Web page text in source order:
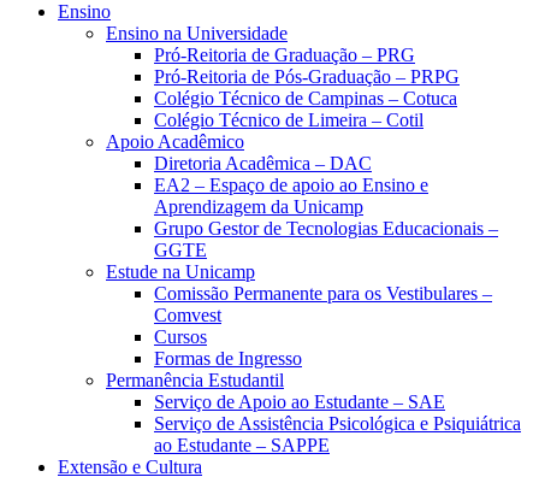
Ensino
Ensino na Universidade
Pró-Reitoria de Graduação – PRG
Pró-Reitoria de Pós-Graduação – PRPG
Colégio Técnico de Campinas – Cotuca
Colégio Técnico de Limeira – Cotil
Apoio Acadêmico
Diretoria Acadêmica – DAC
EA2 – Espaço de apoio ao Ensino e
Aprendizagem da Unicamp
Grupo Gestor de Tecnologias Educacionais –
GGTE
Estude na Unicamp
Comissão Permanente para os Vestibulares –
Comvest
Cursos
Formas de Ingresso
Permanência Estudantil
Serviço de Apoio ao Estudante – SAE
Serviço de Assistência Psicológica e Psiquiátrica
ao Estudante – SAPPE
Extensão e Cultura